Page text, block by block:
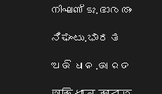
നിഘണ്ടു.ഭാരതം
ನಿಘಂಟು.ಭಾರತ
ଅଭିଧାନ.ଭାରତ